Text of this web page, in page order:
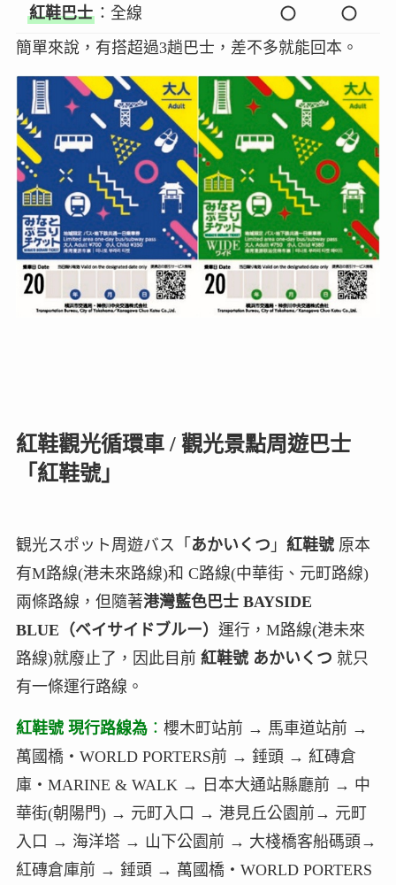
紅鞋巴士 ：全線
簡單來說，有搭超過3趟巴士，差不多就能回本。
紅鞋觀光循環車 / 觀光景點周遊巴士
「紅鞋號」
観光スポット周遊バス「 あかいくつ 」 紅鞋號 原本
有M路線(港未來路線)和 C路線(中華街、元町路線)
兩條路線，但隨著港灣藍色巴士 BAYSIDE
BLUE（ベイサイドブルー） 運行，M路線(港未來
路線)就廢止了，因此目前 紅鞋號 あかいくつ 就只
有一條運行路線。
紅鞋號 現行路線為： 櫻木町站前 → 馬車道站前 →
萬國橋・WORLD PORTERS前 → 錘頭 → 紅磚倉
庫・MARINE & WALK → 日本大通站縣廳前 → 中
華街(朝陽門) → 元町入口 → 港見丘公園前→ 元町
入口 → 海洋塔 → 山下公園前 → 大棧橋客船碼頭→
紅磚倉庫前 → 錘頭 → 萬國橋・WORLD PORTERS